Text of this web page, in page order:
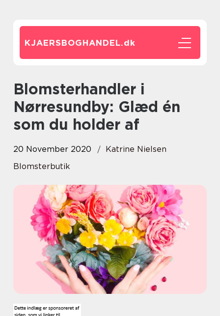
KJAERSBOGHANDEL.dk
Blomsterhandler i
Nørresundby: Glæd én
som du holder af
20 November 2020
Katrine Nielsen
Blomsterbutik